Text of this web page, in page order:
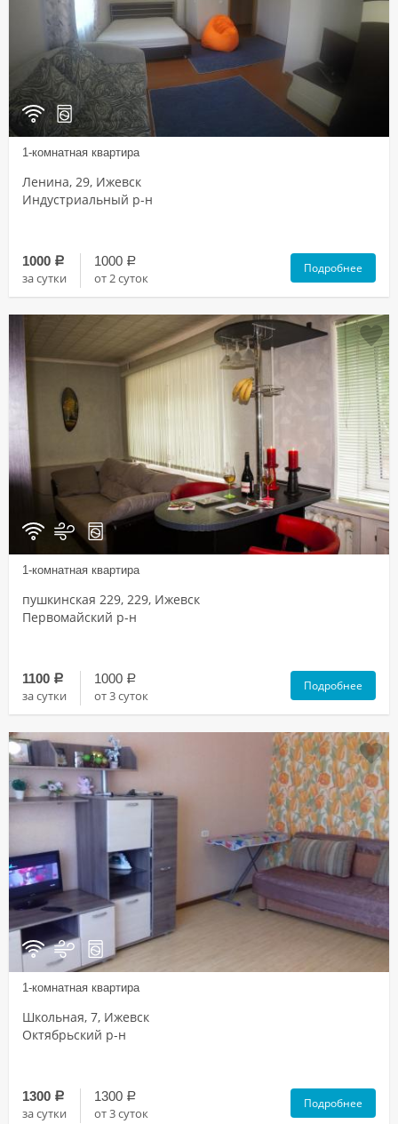
1-комнатная квартира
Ленина, 29, Ижевск
Индустриальный р-н
1000 a
за сутки
1000 a
от 2 суток
Подробнее
1-комнатная квартира
пушкинская 229, 229, Ижевск
Первомайский р-н
1100 a
за сутки
1000 a
от 3 суток
Подробнее
1-комнатная квартира
Школьная, 7, Ижевск
Октябрьский р-н
1300 a
за сутки
1300 a
от 3 суток
Подробнее